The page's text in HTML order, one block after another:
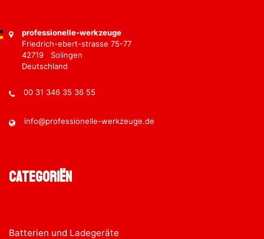
professionelle-werkzeuge
Friedrich-ebert-strasse 75-77
42719 Solingen
Deutschland
00 31 346 35 36 55
info@professionelle-werkzeuge.de
Categoriën
Batterien und Ladegeräte